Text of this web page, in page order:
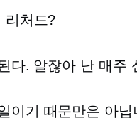
리처드?
다. 알잖아 난 매주
이기 때문만은 아